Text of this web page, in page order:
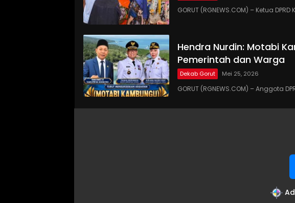
GORUT (RGNEWS.COM) – Ketua
Hendra Nurdin: Motabi
Pemerintah dan Warga
Dekab Gorut Mei 25, 2026
GORUT (RGNEWS.COM) – Anggota